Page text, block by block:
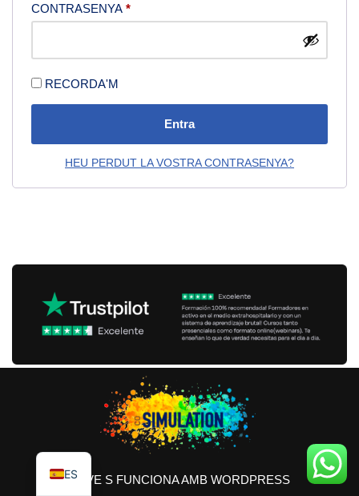
CONTRASENYA *
RECORDA'M
Entra
HEU PERDUT LA VOSTRA CONTRASENYA?
NEVE S FUNCIONA AMB WORDPRESS
ES